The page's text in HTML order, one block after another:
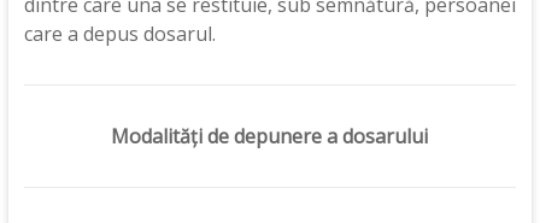
care a depus dosarul.
Modalități de depunere a dosarului